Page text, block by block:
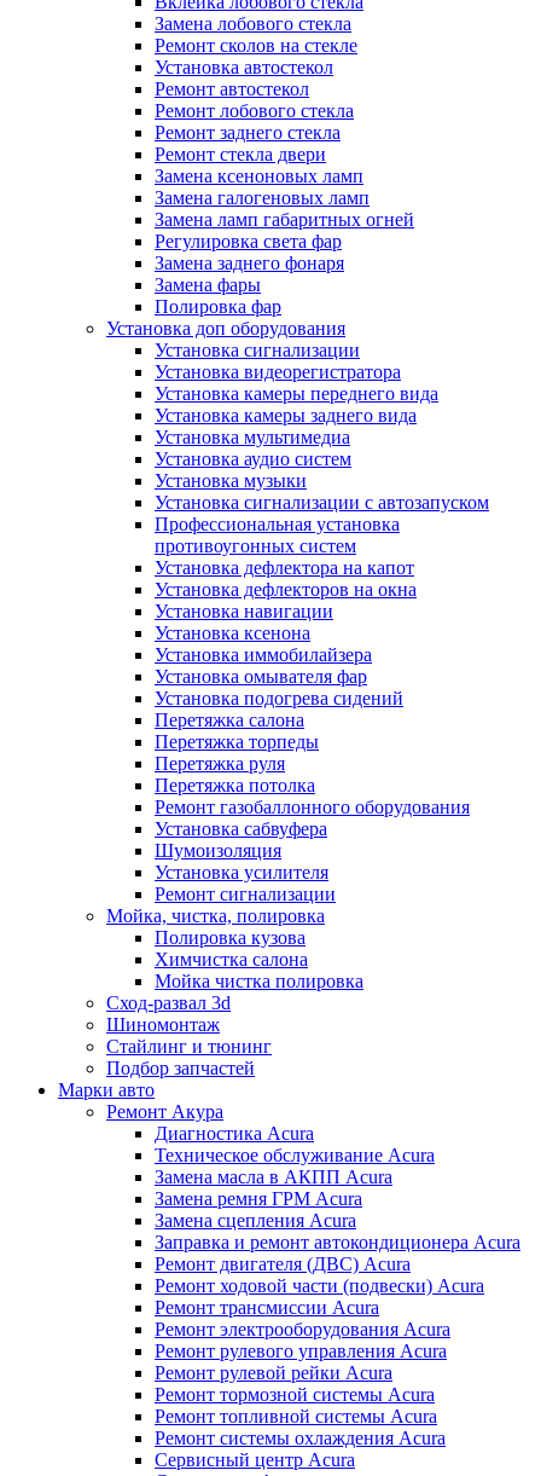
Замена лобового стекла
Ремонт сколов на стекле
Установка автостекол
Ремонт автостекол
Ремонт лобового стекла
Ремонт заднего стекла
Ремонт стекла двери
Замена ксеноновых ламп
Замена галогеновых ламп
Замена ламп габаритных огней
Регулировка света фар
Замена заднего фонаря
Замена фары
Полировка фар
Установка доп оборудования
Установка сигнализации
Установка видеорегистратора
Установка камеры переднего вида
Установка камеры заднего вида
Установка мультимедиа
Установка аудио систем
Установка музыки
Установка сигнализации с автозапуском
Профессиональная установка
противоугонных систем
Установка дефлектора на капот
Установка дефлекторов на окна
Установка навигации
Установка ксенона
Установка иммобилайзера
Установка омывателя фар
Установка подогрева сидений
Перетяжка салона
Перетяжка торпеды
Перетяжка руля
Перетяжка потолка
Ремонт газобаллонного оборудования
Установка сабвуфера
Шумоизоляция
Установка усилителя
Ремонт сигнализации
Мойка, чистка, полировка
Полировка кузова
Химчистка салона
Мойка чистка полировка
Сход-развал 3d
Шиномонтаж
Стайлинг и тюнинг
Подбор запчастей
Марки авто
Ремонт Акура
Диагностика Acura
Техническое обслуживание Acura
Замена масла в АКПП Acura
Замена ремня ГРМ Acura
Замена сцепления Acura
Заправка и ремонт автокондиционера Acura
Ремонт двигателя (ДВС) Acura
Ремонт ходовой части (подвески) Acura
Ремонт трансмиссии Acura
Ремонт электрооборудования Acura
Ремонт рулевого управления Acura
Ремонт рулевой рейки Acura
Ремонт тормозной системы Acura
Ремонт топливной системы Acura
Ремонт системы охлаждения Acura
Сервисный центр Acura